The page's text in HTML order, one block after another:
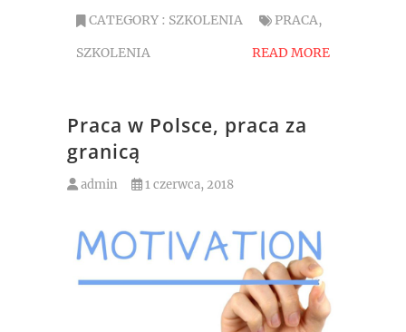
CATEGORY : SZKOLENIA PRACA,
SZKOLENIA
READ MORE
Praca w Polsce, praca za
granicą
admin 1 czerwca, 2018